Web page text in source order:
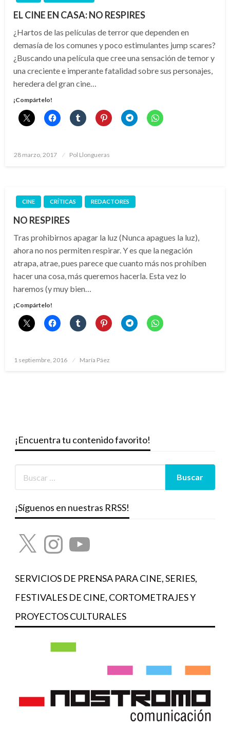
EL CINE EN CASA: NO RESPIRES
¿Hartos de las películas de terror que dependen en
demasía de los comunes y poco estimulantes jump scares?
¿Buscando una película que cree una sensación de temor y
una creciente e imperante fatalidad sobre sus personajes,
heredera del gran cine…
¡Compártelo!
Publicado
28 marzo, 2017 Pol Llongueras
CINE CRÍTICAS REDACTORES
NO RESPIRES
Tras prohibirnos apagar la luz (Nunca apagues la luz),
ahora no nos permiten respirar. Y es que la negación
atrapa, atrae, pues parece que cuanto más nos prohíben
hacer una cosa, más queremos hacerla. Esta vez lo
haremos (y muy bien…
¡Compártelo!
Publicado
1 septiembre, 2016 María Páez
¡Encuentra tu contenido favorito!
¡Síguenos en nuestras RRSS!
X InstagramYouTube
SERVICIOS DE PRENSA PARA CINE, SERIES,
FESTIVALES DE CINE, CORTOMETRAJES Y
PROYECTOS CULTURALES